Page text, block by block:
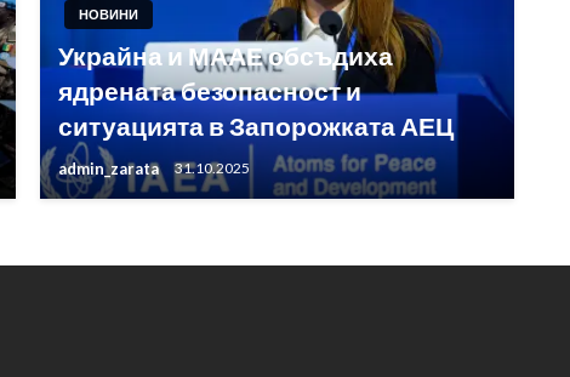
НОВИНИ
Украйна и МААЕ обсъдиха
ядрената безопасност и
ситуацията в Запорожката АЕЦ
admin_zarata 31.10.2025